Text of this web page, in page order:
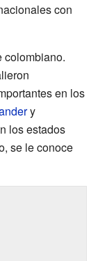
con
colombiano.
en los
y
los estados
se le conoce